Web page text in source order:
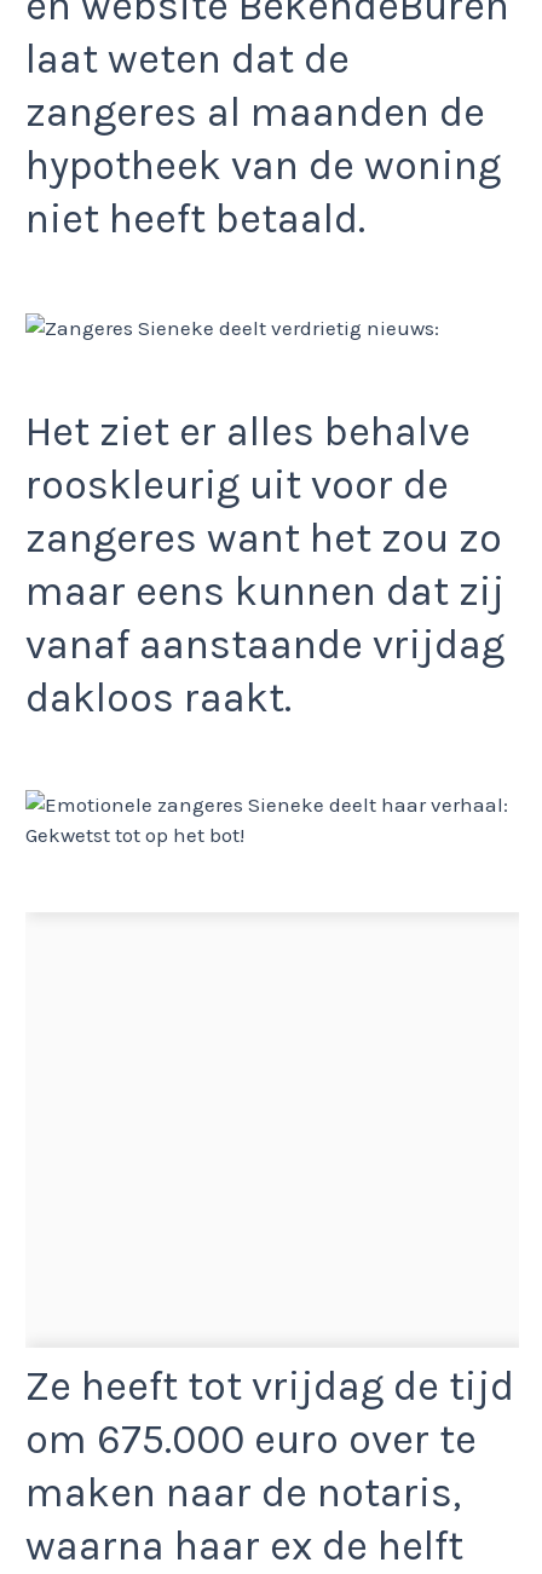
laat weten dat de
zangeres al maanden de
hypotheek van de woning
niet heeft betaald.
Het ziet er alles behalve
rooskleurig uit voor de
zangeres want het zou zo
maar eens kunnen dat zij
vanaf aanstaande vrijdag
dakloos raakt.
Ze heeft tot vrijdag de tijd
om 675.000 euro over te
maken naar de notaris,
waarna haar ex de helft